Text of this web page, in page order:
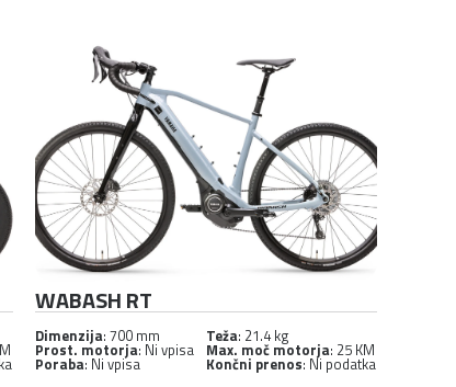
WABASH RT
Dimenzija: 700 mm Teža: 21.4 kg
Prost. motorja: Ni vpisa Max. moč motorja: 25 KM
Poraba: Ni vpisa Končni prenos: Ni podatka